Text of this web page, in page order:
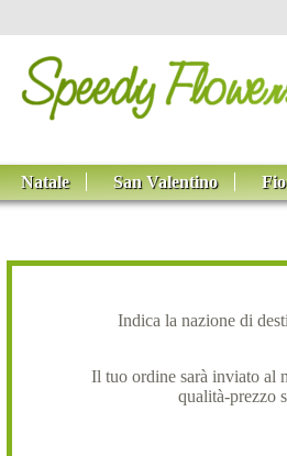
Natale San Valentino
Indica la nazione di
Il tuo ordine sarà inviato al
qualità-prezzo